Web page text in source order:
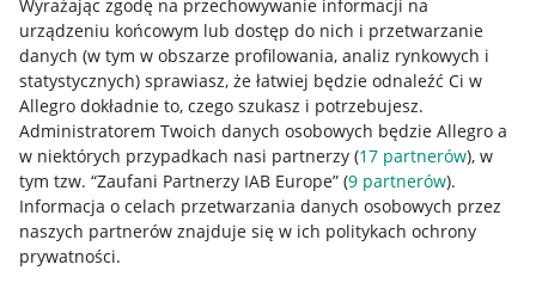
Wyrażając zgodę na przechowywanie informacji na
urządzeniu końcowym lub dostęp do nich i przetwarzanie
danych (w tym w obszarze profilowania, analiz rynkowych i
statystycznych) sprawiasz, że łatwiej będzie odnaleźć Ci w
Allegro dokładnie to, czego szukasz i potrzebujesz.
Administratorem Twoich danych osobowych będzie Allegro a
w niektórych przypadkach nasi partnerzy (17 partnerów), w
tym tzw. “Zaufani Partnerzy IAB Europe” (9 partnerów).
Informacja o celach przetwarzania danych osobowych przez
naszych partnerów znajduje się w ich politykach ochrony
prywatności.
Przydatne informacje
Jak to działa